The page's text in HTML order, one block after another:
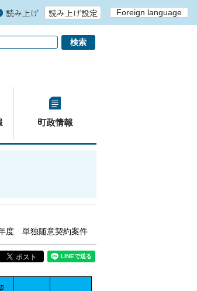
読み上げ 読み上げ設定 Foreign language
町政情報
度 単独随意契約案件